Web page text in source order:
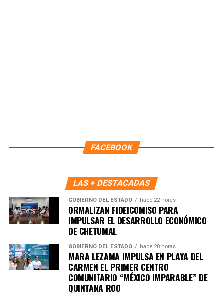
Recibe las noticias al instante
FACEBOOK
LAS + DESTACADAS
GOBIERNO DEL ESTADO hace 22 horas
ORMALIZAN FIDEICOMISO PARA
IMPULSAR EL DESARROLLO ECONÓMICO
DE CHETUMAL
GOBIERNO DEL ESTADO hace 20 horas
MARA LEZAMA IMPULSA EN PLAYA DEL
CARMEN EL PRIMER CENTRO
COMUNITARIO “MÉXICO IMPARABLE” DE
QUINTANA ROO